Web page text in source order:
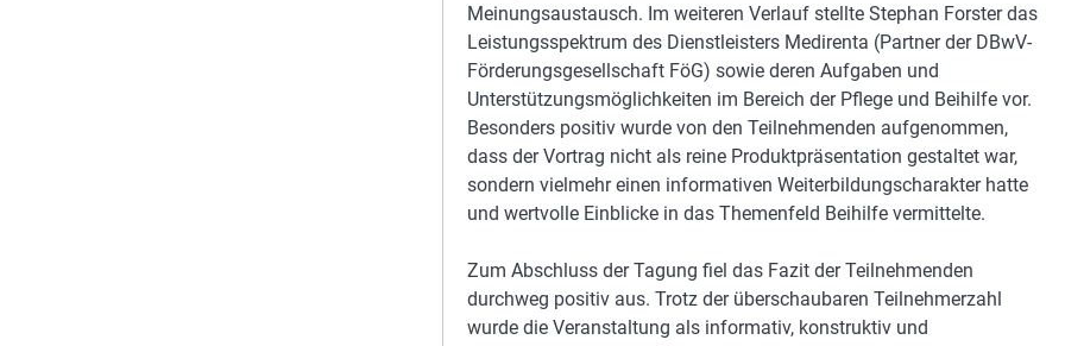
Meinungsaustausch. Im weiteren Verlauf stellte Stephan Forster das
Leistungsspektrum des Dienstleisters Medirenta (Partner der DBwV-
Förderungsgesellschaft FöG) sowie deren Aufgaben und
Unterstützungsmöglichkeiten im Bereich der Pflege und Beihilfe vor.
Besonders positiv wurde von den Teilnehmenden aufgenommen,
dass der Vortrag nicht als reine Produktpräsentation gestaltet war,
sondern vielmehr einen informativen Weiterbildungscharakter hatte
und wertvolle Einblicke in das Themenfeld Beihilfe vermittelte.
Zum Abschluss der Tagung fiel das Fazit der Teilnehmenden
durchweg positiv aus. Trotz der überschaubaren Teilnehmerzahl
wurde die Veranstaltung als informativ, konstruktiv und